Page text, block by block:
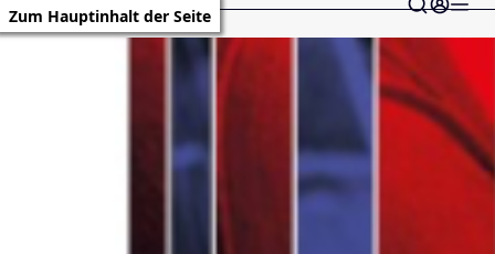
Zum Hauptinhalt der Seite